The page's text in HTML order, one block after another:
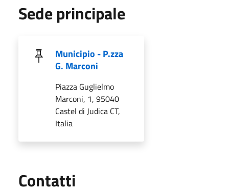
Sede principale
Municipio - P.zza
G. Marconi
Piazza Guglielmo
Marconi, 1, 95040
Castel di Judica CT,
Italia
Contatti